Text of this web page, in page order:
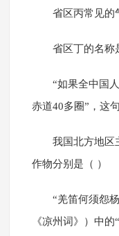
省区丙常见的
省区丁的名称
“如果全中国
赤道40多圈”，这
我国北方地区
作物分别是（ ）
“羌笛何须怨
《凉州词》）中的